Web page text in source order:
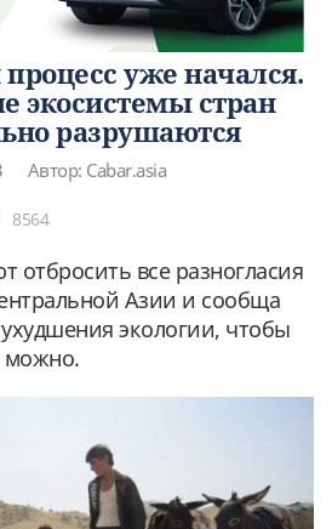
уже начался.
экосистемы стран
разрушаются
Автор: Cabar.asia
8564
отбросить все разногласия
Азии и сообща
экологии, чтобы
можно.